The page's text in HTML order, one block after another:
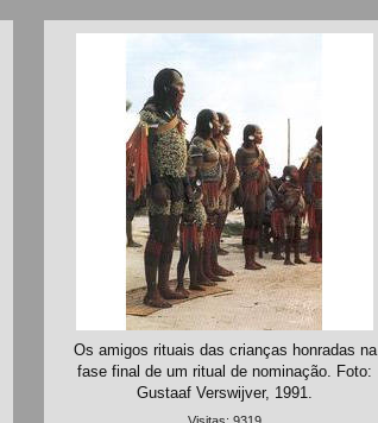
Os amigos rituais das crianças honradas na
fase final de um ritual de nominação. Foto:
Gustaaf Verswijver, 1991.